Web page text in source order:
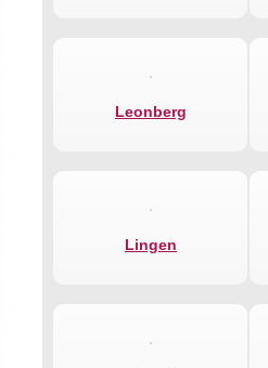
Leonberg
Lingen